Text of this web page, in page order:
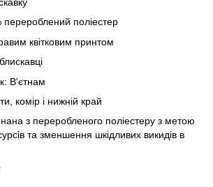
поліестер
квітковим принтом
В'єтнам
комір і нижній край
з переробленого поліестеру з метою
та зменшення шкідливих викидів в